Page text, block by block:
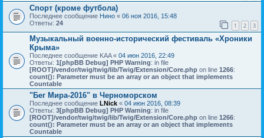
Спорт (кроме футбола)
Последнее сообщение Нино « 06 ноя 2016, 15:48
Ответы: 24 1 2 3
Музыкальный военно-исторический фестиваль «Хроники
Крыма»
Последнее сообщение KAA« 04 июн 2016, 22:49
Ответы: 1 [phpBB Debug] PHP Warning: in file
[ROOT]/vendor/twig/twig/lib/Twig/Extension/Core.php on line 1266:
count(): Parameter must be an array or an object that implements
Countable
"Бег Мира-2016" в Черноморском
Последнее сообщение LNick « 04 июн 2016, 08:39
Ответы: 3[phpBB Debug] PHP Warning: in file
[ROOT]/vendor/twig/twig/lib/Twig/Extension/Core.php on line 1266:
count(): Parameter must be an array or an object that implements
Countable